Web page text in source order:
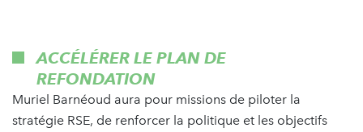
ACCÉLÉRER LE PLAN DE
REFONDATION
Muriel Barnéoud aura pour missions de piloter la
stratégie RSE, de renforcer la politique et les objectifs